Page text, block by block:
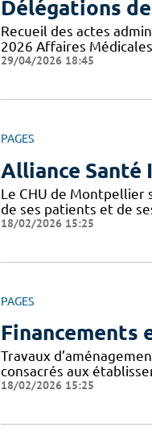
Délégations
Recueil des actes
2026 Affaires
29/04/2026 18:45
PAGES
Alliance Santé
Le CHU de Montpellier
de ses patients et de
18/02/2026 15:25
PAGES
Financements
Travaux
consacrés aux
18/02/2026 15:25